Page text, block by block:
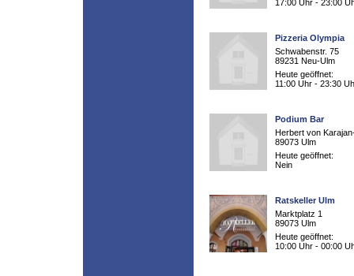
17:00 Uhr - 23:00
Pizzeria Olympia
Schwabenstr. 75
89231 Neu-Ulm
Heute geöffnet:
11:00 Uhr - 23:30
Podium Bar
Herbert von
89073 Ulm
Heute geöffnet:
Nein
Ratskeller Ulm
Marktplatz 1
89073 Ulm
Heute geöffnet:
10:00 Uhr - 00:00